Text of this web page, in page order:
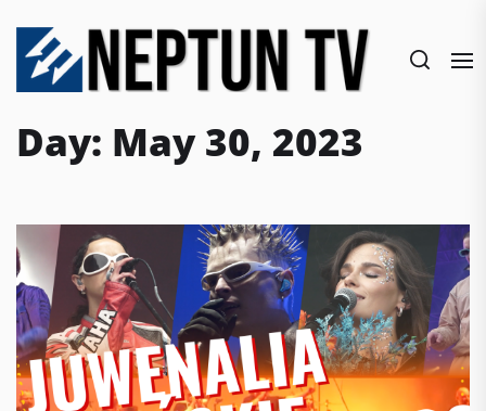
content
Day: May 30, 2023